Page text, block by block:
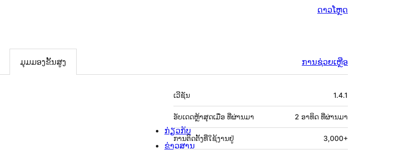
ດາວໂຫຼດ
ມຸມມອງຂັ້ນສູງ ການຊ່ວຍເຫຼືອ
ຂໍ້ມູນ
ກຳກັບ
(Meta)
ເວີຊັນ 1.4.1
ອັບເດດຫຼ້າສຸດເມື່ອ 2 ອາທິດ ທີ່ຜ່ານມາ
ທີ່ຜ່ານມາ
ການຕິດຕັ້ງທີ່ໃຊ້ງານຢູ່ 3,000+
ກ່ຽວກັບ
ຂ່າວສານ